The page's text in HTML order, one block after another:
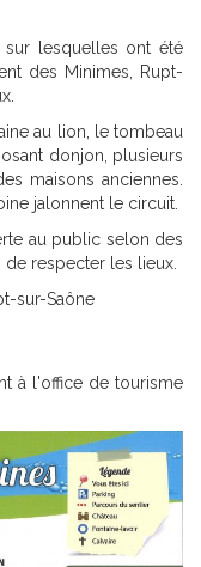
lesquelles ont été
des Minimes, Rupt-
au lion, le tombeau
donjon, plusieurs
maisons anciennes.
jalonnent le circuit.
au public selon des
de respecter les lieux.
sur-Saône
à l'office de tourisme